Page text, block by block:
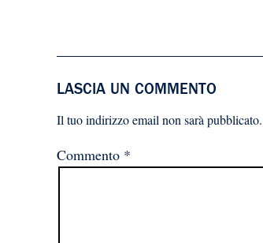
LASCIA UN COMMENTO
Il tuo indirizzo email non sarà pubblicato.
Commento *